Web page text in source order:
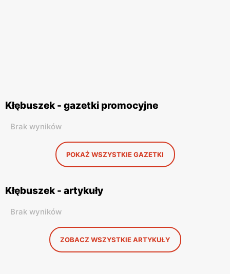
Kłębuszek - gazetki promocyjne
Brak wyników
POKAŻ WSZYSTKIE GAZETKI
Kłębuszek - artykuły
Brak wyników
ZOBACZ WSZYSTKIE ARTYKUŁY